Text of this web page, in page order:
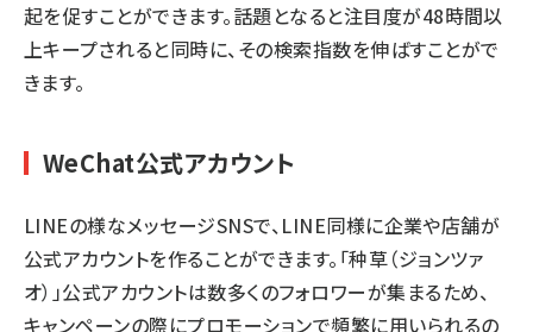
起を促すことができます。話題となると注目度が48時間以
上キープされると同時に、その検索指数を伸ばすことがで
きます。
WeChat公式アカウント
LINEの様なメッセージSNSで、LINE同様に企業や店舗が
公式アカウントを作ることができます。「种草（ジョンツァ
オ） 」公式アカウントは数多くのフォロワーが集まるため、
キャンペーンの際にプロモーションで頻繁に用いられるの